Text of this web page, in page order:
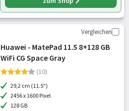
Vergleichen
Huawei - MatePad 11.5 8+128 GB
WiFi CG Space Gray
(10)
29,2 cm (11.5")
2456 x 1600 Pixel
128 GB